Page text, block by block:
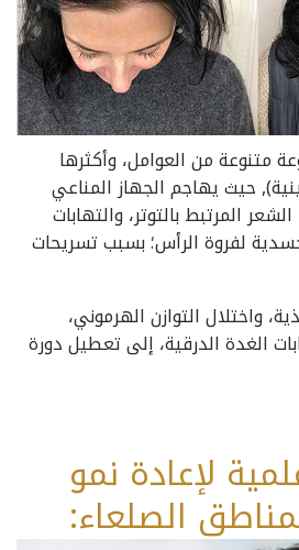
متنوعة من العوامل، وأكثرها
حيث يهاجم الجهاز المناعي
المرتبط بالتوتر، والتهابات
لفروة الرأس؛ بسبب تسريحات
واختلال التوازن الهرموني،
الغدة الدرقية، إلى تعطيل دورة
لإعادة نمو
الصلعاء: